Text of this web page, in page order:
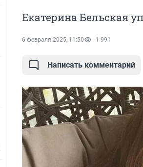
Екатерина Бельская
6 февраля 2025, 11:50 1 991
Написать комментарий